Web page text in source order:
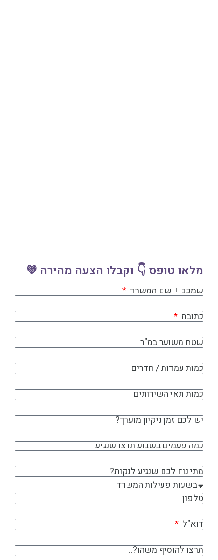
מלאו טופס 👇 וקבלו הצעה מהירה 💜
שמכם + שם המשרד
כתובת
שטח משוער במ"ר
כמות עמדות / חדרים
כמות תאי השירותים
יש לכם זמן ניקיון מוערך?
כמה פעמים בשבוע תרצו שנגיע
מתי נוח לכם שנגיע לנקות?
טלפון
דוא"ל
תרצו להוסיף משהו?..